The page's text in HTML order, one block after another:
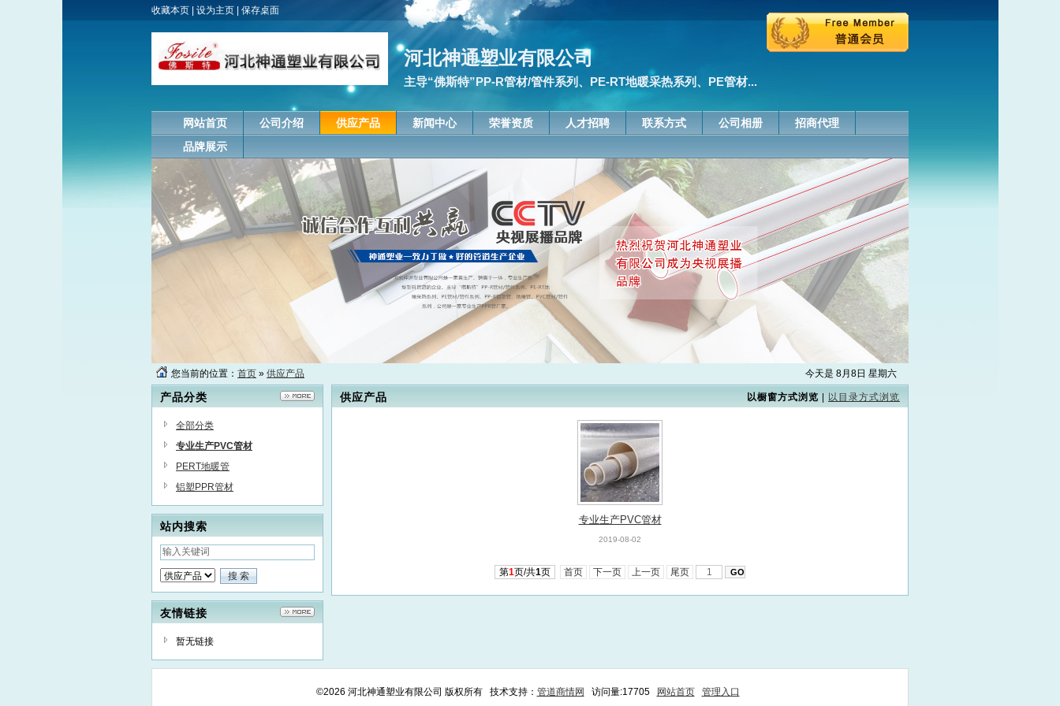
收藏本页 设为主页 保存桌面
河北神通塑业有限公司
主导“佛斯特”PP-R管材/管件系列、PE-RT地暖采热系列、PE管材...
网站首页 公司介绍 供应产品 新闻中心 荣誉资质 人才招聘 联系方式 公司相册
招商代理
品牌展示
今天是 8月8日 星期六
您当前的位置： 首页 » 供应产品
产品分类
全部分类
专业生产PVC管材
PERT地暖管
铝塑PPR管材
站内搜索
友情链接
暂无链接
以橱窗方式浏览 | 以目录方式浏览
供应产品
专业生产PVC管材
2019-08-02
第1页/共1页 首页 下一页 上一页 尾页
©2026 河北神通塑业有限公司 版权所有 技术支持： 管道商情网 访问量:17705 网站首页 管理入口